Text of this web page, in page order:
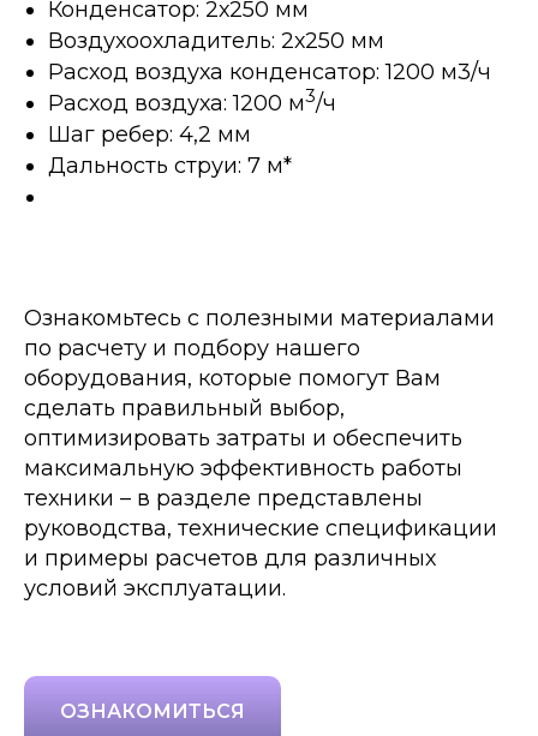
Конденсатор: 2х250 мм
Воздухоохладитель: 2х250 мм
Расход воздуха конденсатор: 1200 м3/ч
Расход воздуха: 1200 м3/ч
Шаг ребер: 4,2 мм
Дальность струи: 7 м*
Ознакомьтесь с полезными материалами
по расчету и подбору нашего
оборудования, которые помогут Вам
сделать правильный выбор,
оптимизировать затраты и обеспечить
максимальную эффективность работы
техники – в разделе представлены
руководства, технические спецификации
и примеры расчетов для различных
условий эксплуатации.
ОЗНАКОМИТЬСЯ